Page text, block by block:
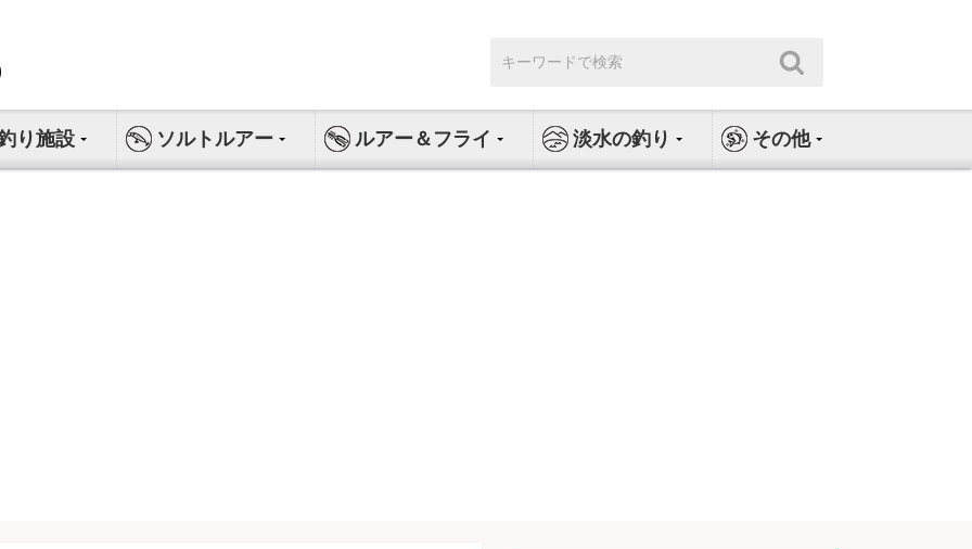
索:
り施設 ソルトルアー ルアー＆フライ 淡水の釣り その他